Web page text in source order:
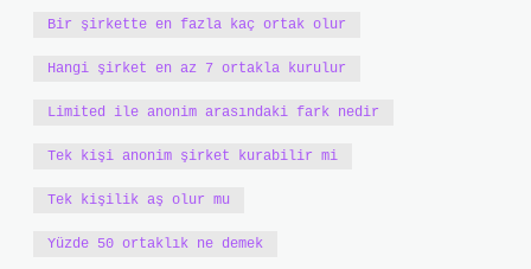
Bir şirkette en fazla kaç ortak olur
Hangi şirket en az 7 ortakla kurulur
Limited ile anonim arasındaki fark nedir
Tek kişi anonim şirket kurabilir mi
Tek kişilik aş olur mu
Yüzde 50 ortaklık ne demek